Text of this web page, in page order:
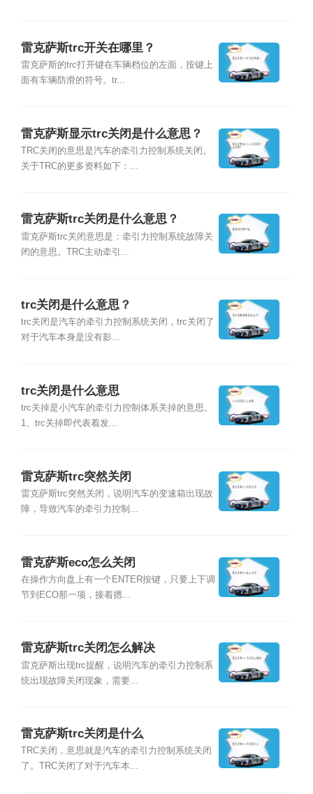
雷克萨斯trc开关在哪里？
雷克萨斯的trc打开键在车辆档位的左面，按键上
面有车辆防滑的符号。tr...
雷克萨斯显示trc关闭是什么意思？
TRC关闭的意思是汽车的牵引力控制系统关闭。
关于TRC的更多资料如下：...
雷克萨斯trc关闭是什么意思？
雷克萨斯trc关闭意思是：牵引力控制系统故障关
闭的意思。TRC主动牵引...
trc关闭是什么意思？
trc关闭是汽车的牵引力控制系统关闭，trc关闭了
对于汽车本身是没有影...
trc关闭是什么意思
trc关掉是小汽车的牵引力控制体系关掉的意思。
1、trc关掉即代表着发...
雷克萨斯trc突然关闭
雷克萨斯trc突然关闭，说明汽车的变速箱出现故
障，导致汽车的牵引力控制...
雷克萨斯eco怎么关闭
在操作方向盘上有一个ENTER按键，只要上下调
节到ECO那一项，接着摁...
雷克萨斯trc关闭怎么解决
雷克萨斯出现trc提醒，说明汽车的牵引力控制系
统出现故障关闭现象，需要...
雷克萨斯trc关闭是什么
TRC关闭，意思就是汽车的牵引力控制系统关闭
了。TRC关闭了对于汽车本...